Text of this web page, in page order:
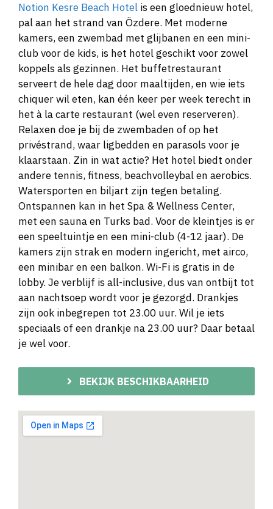
Notion Kesre Beach Hotel is een gloednieuw hotel,
pal aan het strand van Özdere. Met moderne
kamers, een zwembad met glijbanen en een mini-
club voor de kids, is het hotel geschikt voor zowel
koppels als gezinnen. Het buffetrestaurant
serveert de hele dag door maaltijden, en wie iets
chiquer wil eten, kan één keer per week terecht in
het à la carte restaurant (wel even reserveren).
Relaxen doe je bij de zwembaden of op het
privéstrand, waar ligbedden en parasols voor je
klaarstaan. Zin in wat actie? Het hotel biedt onder
andere tennis, fitness, beachvolleybal en aerobics.
Watersporten en biljart zijn tegen betaling.
Ontspannen kan in het Spa & Wellness Center,
met een sauna en Turks bad. Voor de kleintjes is er
een speeltuintje en een mini-club (4-12 jaar). De
kamers zijn strak en modern ingericht, met airco,
een minibar en een balkon. Wi-Fi is gratis in de
lobby. Je verblijf is all-inclusive, dus van ontbijt tot
aan nachtsoep wordt voor je gezorgd. Drankjes
zijn ook inbegrepen tot 23.00 uur. Wil je iets
speciaals of een drankje na 23.00 uur? Daar betaal
je wel voor.
BEKIJK BESCHIKBAARHEID